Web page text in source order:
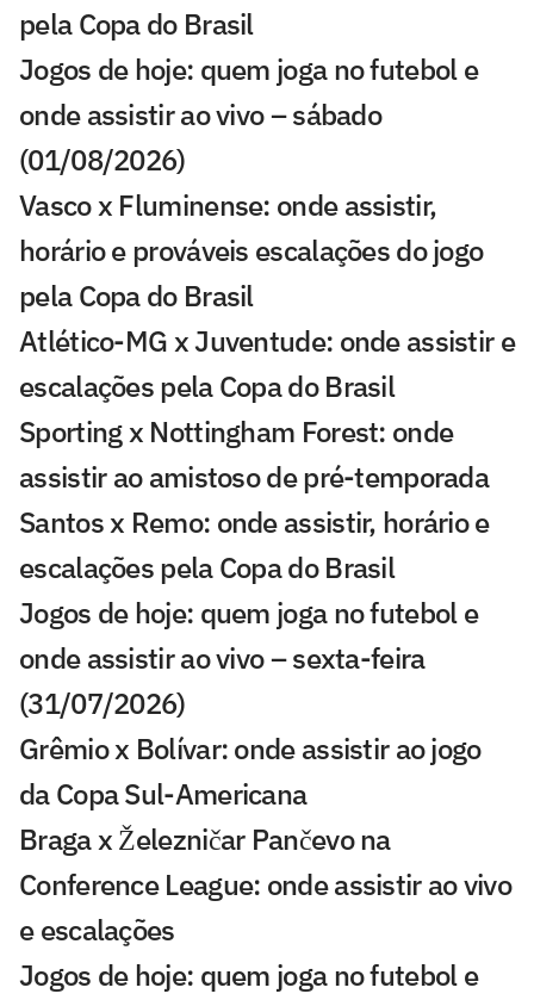
pela Copa do Brasil
Jogos de hoje: quem joga no futebol e
onde assistir ao vivo – sábado
(01/08/2026)
Vasco x Fluminense: onde assistir,
horário e prováveis escalações do jogo
pela Copa do Brasil
Atlético-MG x Juventude: onde assistir e
escalações pela Copa do Brasil
Sporting x Nottingham Forest: onde
assistir ao amistoso de pré-temporada
Santos x Remo: onde assistir, horário e
escalações pela Copa do Brasil
Jogos de hoje: quem joga no futebol e
onde assistir ao vivo – sexta-feira
(31/07/2026)
Grêmio x Bolívar: onde assistir ao jogo
da Copa Sul-Americana
Braga x Železničar Pančevo na
Conference League: onde assistir ao vivo
e escalações
Jogos de hoje: quem joga no futebol e